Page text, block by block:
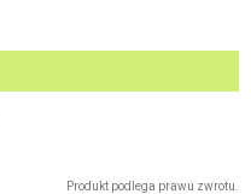
Produkt podlega prawu zwrotu.